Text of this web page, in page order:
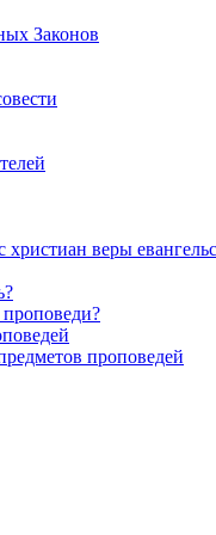
Законов
веры
проповедей